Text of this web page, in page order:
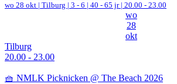
wo 28 okt | Tilburg | 3 - 6 | 40 - 65 jr | 20.00 - 23.00
wo
28
okt
Tilburg
20.00 - 23.00
🧺 NMLK Picknicken @ The Beach 2026